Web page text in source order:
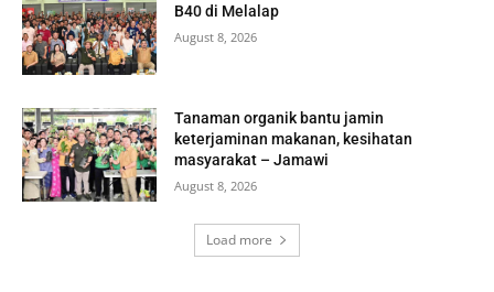
B40 di Melalap
August 8, 2026
Tanaman organik bantu jamin
keterjaminan makanan, kesihatan
masyarakat – Jamawi
August 8, 2026
Load more